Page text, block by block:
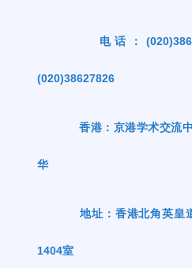
电话：
(020)38627826
香港：京港学术交流
华
地址：香港北角英皇
1404室